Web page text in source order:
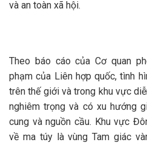
và an toàn xã hội.
Theo báo cáo của Cơ quan
phạm của Liên hợp quốc, tình
trên thế giới và trong khu vực
nghiêm trọng và có xu hướng
cung và nguồn cầu. Khu vực
về ma túy là vùng Tam giác